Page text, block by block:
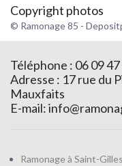
Copyright photos
© Ramonage 85 -
Téléphone : 06 09
Adresse : 17 rue du
Mauxfaits
E-mail:
Ramonage à Saint-